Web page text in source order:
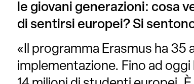
le giovani generazioni: cosa
di sentirsi europei? Si
«Il programma Erasmus ha 35
implementazione. Fino ad